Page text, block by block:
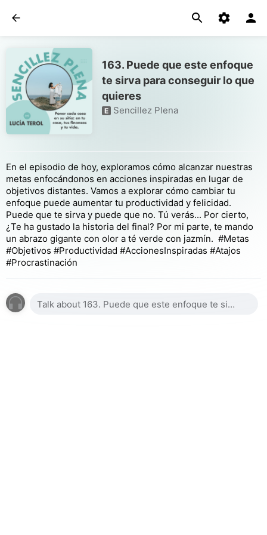
163. Puede que este enfoque
te sirva para conseguir lo que
quieres
E Sencillez Plena
En el episodio de hoy, exploramos cómo alcanzar nuestras
metas enfocándonos en acciones inspiradas en lugar de
objetivos distantes. Vamos a explorar cómo cambiar tu
enfoque puede aumentar tu productividad y felicidad.
Puede que te sirva y puede que no. Tú verás... Por cierto,
¿Te ha gustado la historia del final? Por mi parte, te mando
un abrazo gigante con olor a té verde con jazmín. #Metas
#Objetivos #Productividad #AccionesInspiradas #Atajos
#Procrastinación